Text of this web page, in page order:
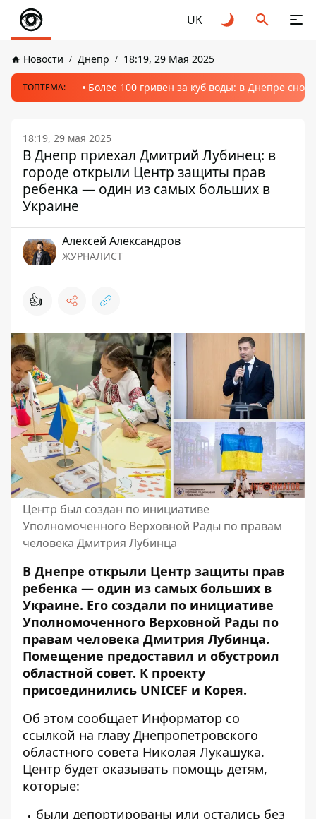
UK
Новости Днепр 18:19, 29 Мая 2025
ТОПТЕМА: Более 100 гривен за куб воды: в Днепре
18:19, 29 мая 2025
В Днепр приехал Дмитрий Лубинец: в
городе открыли Центр защиты прав
ребенка — один из самых больших в
Украине
Алексей Александров
ЖУРНАЛИСТ
👍
Центр был создан по инициативе
Уполномоченного Верховной Рады по правам
человека Дмитрия Лубинца
В Днепре открыли Центр защиты прав
ребенка — один из самых больших в
Украине. Его создали по инициативе
Уполномоченного Верховной Рады по
правам человека Дмитрия Лубинца.
Помещение предоставил и обустроил
областной совет. К проекту
присоединились UNICEF и Корея.
Об этом сообщает Информатор со
ссылкой на главу Днепропетровского
областного совета Николая Лукашука.
Центр будет оказывать помощь детям,
которые:
были депортированы или остались без